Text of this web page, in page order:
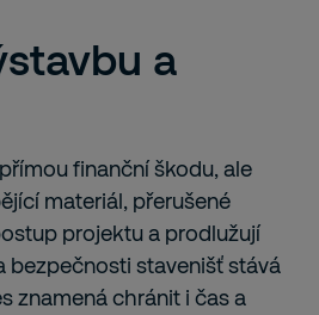
a
finanční škodu, ale
materiál, přerušené
projektu a prodlužují
bezpečnosti stavenišť stává
znamená chránit i čas a